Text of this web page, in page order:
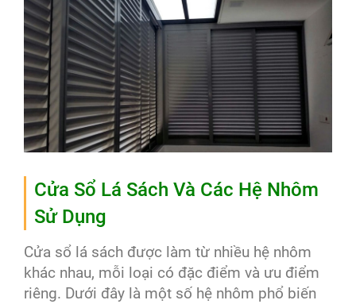
Cửa Sổ Lá Sách Và Các Hệ Nhôm
Sử Dụng
Cửa sổ lá sách được làm từ nhiều hệ nhôm
khác nhau, mỗi loại có đặc điểm và ưu điểm
riêng. Dưới đây là một số hệ nhôm phổ biến